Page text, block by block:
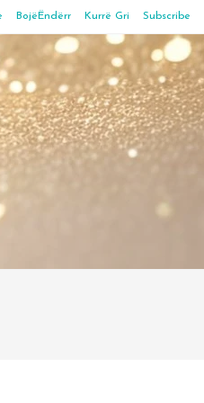
BojëËndërr Kurrë Gri Subscribe